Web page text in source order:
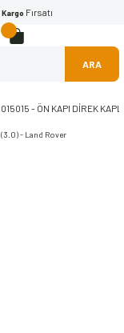
Fırsatı
ARA
- ÖN KAPI DİREK